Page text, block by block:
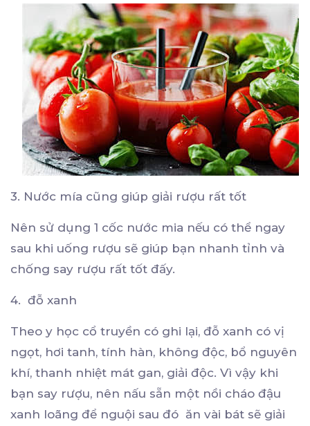
3. Nước mía cũng giúp giải rượu rất tốt
Nên sử dụng 1 cốc nước mia nếu có thể ngay
sau khi uống rượu sẽ giúp bạn nhanh tỉnh và
chống say rượu rất tốt đấy.
4. đỗ xanh
Theo y học cổ truyền có ghi lại, đỗ xanh có vị
ngọt, hơi tanh, tính hàn, không độc, bổ nguyên
khí, thanh nhiệt mát gan, giải độc. Vì vậy khi
bạn say rượu, nên nấu sẵn một nồi cháo đậu
xanh loãng để nguội sau đó ăn vài bát sẽ giải